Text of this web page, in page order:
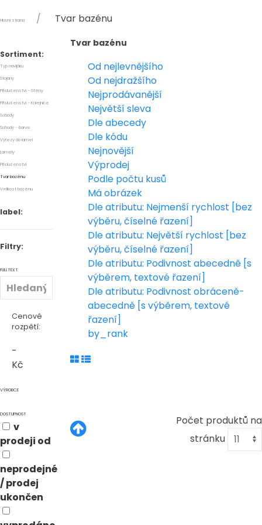
Hlavní strana Tvar bazénu
Sortiment:
Typ navijáku
Stojany
Příslušenství - Stěny
Příslušenství - Kolejnice
Schody
Schody - barva
Výřezy do lamel
Lamely
Příslušenství
Tvar bazénu
Velikost bazénu
label:
Filtry:
FULLTEXT
Cenové
rozpětí:
-
Kč
VÝROBCE
DOSTUPNOST
v
prodeji od
neprodejné
/ prodej
ukončen
Tvar bazénu
Od nejlevnějšího
Od nejdražšího
Nejprodávanější
Největší sleva
Dle abecedy
Dle kódu
Nejnovější
Výprodej
Podle počtu kusů
Má obrázek
Dle atributu: Nejmenší rychlost [bez
výběru, číselné řazení]
Dle atributu: Největší rychlost [bez
výběru, číselné řazení]
Dle atributu: Podivnost abecedně [s
výběrem, textové řazení]
Dle atributu: Podivnost obráceně-
abecedně [s výběrem, textové
řazení]
by_rank
Počet produktů na
stránku